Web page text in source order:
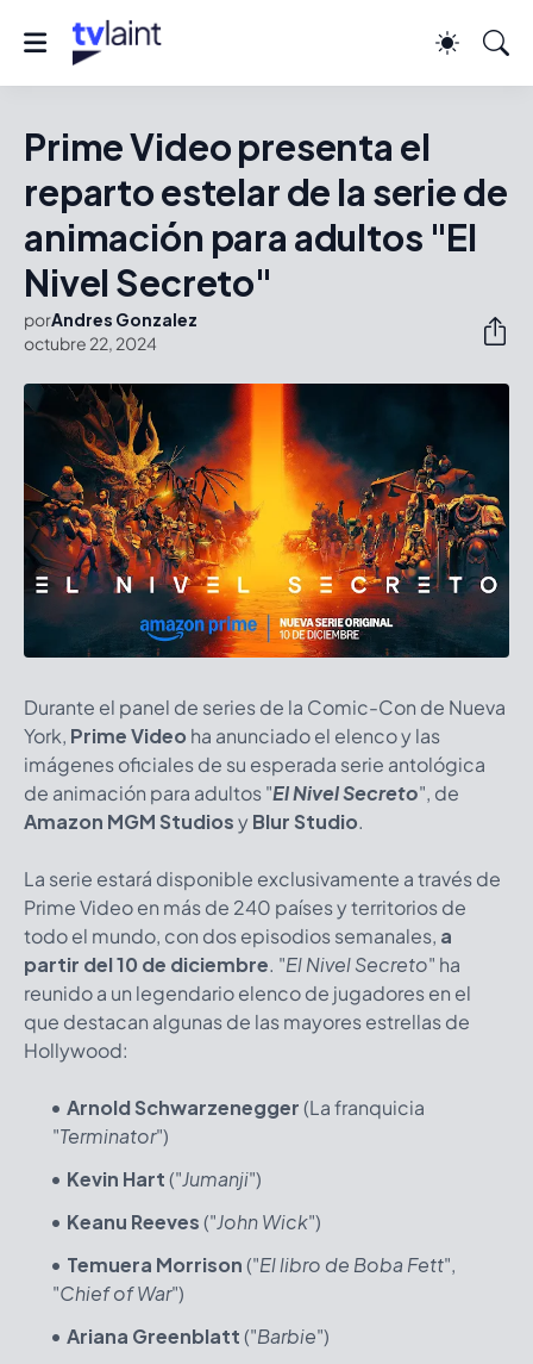
Prime Video presenta el
reparto estelar de la serie de
animación para adultos "El
Nivel Secreto"
porAndres Gonzalez
octubre 22, 2024
Durante el panel de series de la Comic-Con de Nueva
York, Prime Video ha anunciado el elenco y las
imágenes oficiales de su esperada serie antológica
de animación para adultos "El Nivel Secreto", de
Amazon MGM StudiosyBlur Studio.
La serie estará disponible exclusivamente a través de
Prime Video en más de 240 países y territorios de
todo el mundo, con dos episodios semanales, a
partir del 10 de diciembre. "El Nivel Secreto" ha
reunido a un legendario elenco de jugadores en el
que destacan algunas de las mayores estrellas de
Hollywood:
Arnold Schwarzenegger(La franquicia
"Terminator")
Kevin Hart("Jumanji")
Keanu Reeves("John Wick")
Temuera Morrison("El libro de Boba Fett",
"Chief of War")
Ariana Greenblatt("Barbie")